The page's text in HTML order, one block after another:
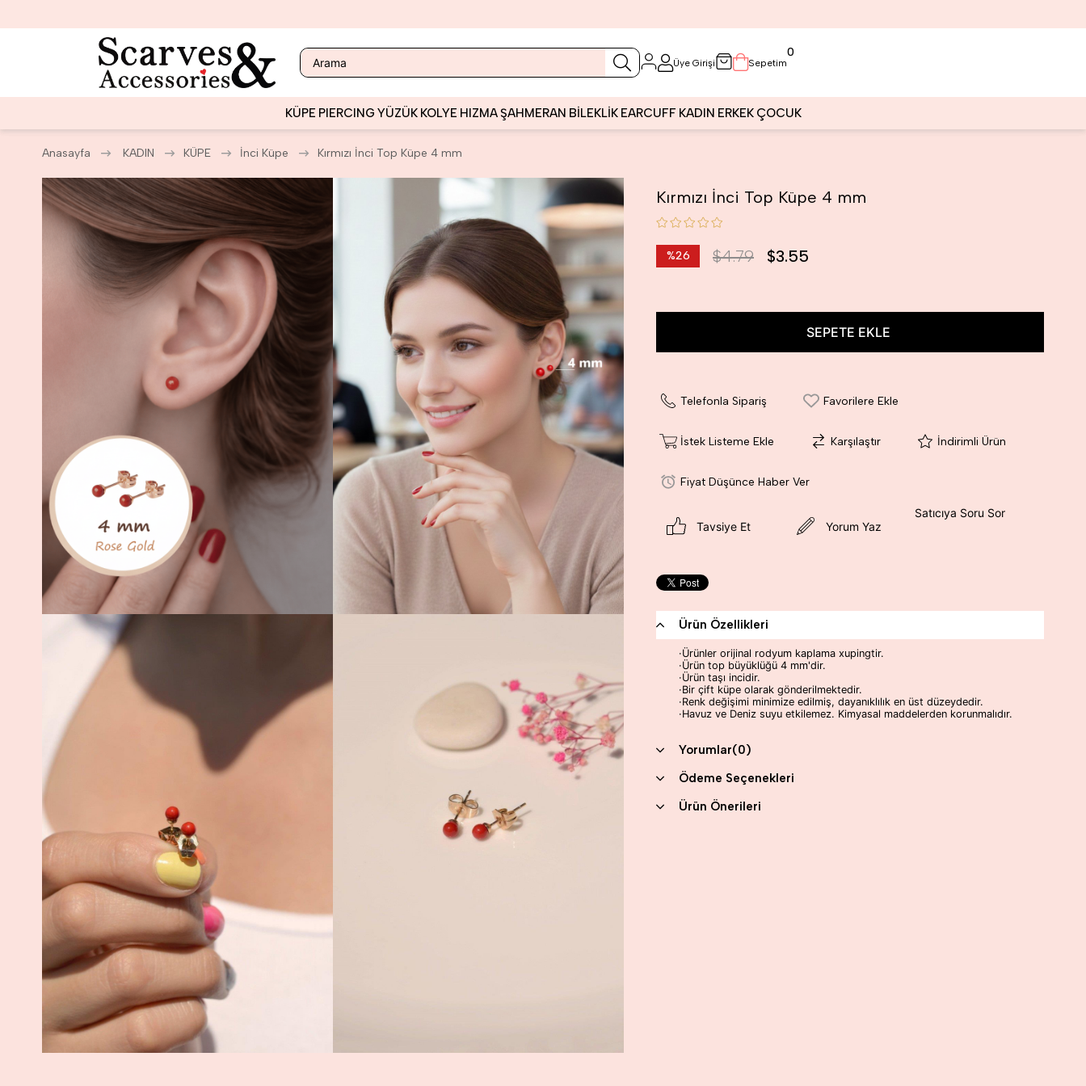
Üye Girişi Sepetim
0
KÜPE PIERCING YÜZÜK KOLYE HIZMAŞAHMERAN BİLEKLİK EARCUFF KADIN ERKEK ÇOCUK
Anasayfa KADIN KÜPE İnci Küpe Kırmızı İnci Top Küpe 4 mm
Kırmızı İnci Top Küpe 4 mm
%26
$4.79 $3.55
Telefonla Sipariş Favorilere Ekle
İstek Listeme Ekle Karşılaştır İndirimli Ürün
Fiyat Düşünce Haber Ver
Tavsiye Et Yorum Yaz
Satıcıya Soru Sor
Ürün Özellikleri
·Ürünler orijinal rodyum kaplama xupingtir.
·Ürün top büyüklüğü 4 mm'dir.
·Ürün taşı incidir.
·Bir çift küpe olarak gönderilmektedir.
·Renk değişimi minimize edilmiş, dayanıklılık en üst düzeydedir.
·Havuz ve Deniz suyu etkilemez. Kimyasal maddelerden korunmalıdır.
Yorumlar(0)
Ödeme Seçenekleri
Ürün Önerileri